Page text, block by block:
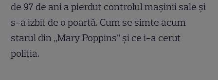
de 97 de ani a pierdut controlul mașinii sale și
s-a izbit de o poartă. Cum se simte acum
starul din „Mary Poppins” și ce i-a cerut
poliția.